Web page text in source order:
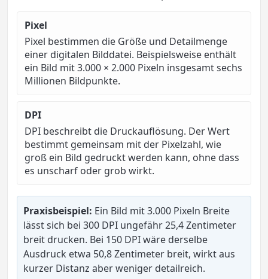
Pixel
Pixel bestimmen die Größe und Detailmenge
einer digitalen Bilddatei. Beispielsweise enthält
ein Bild mit 3.000 × 2.000 Pixeln insgesamt sechs
Millionen Bildpunkte.
DPI
DPI beschreibt die Druckauflösung. Der Wert
bestimmt gemeinsam mit der Pixelzahl, wie
groß ein Bild gedruckt werden kann, ohne dass
es unscharf oder grob wirkt.
Praxisbeispiel: Ein Bild mit 3.000 Pixeln Breite
lässt sich bei 300 DPI ungefähr 25,4 Zentimeter
breit drucken. Bei 150 DPI wäre derselbe
Ausdruck etwa 50,8 Zentimeter breit, wirkt aus
kurzer Distanz aber weniger detailreich.